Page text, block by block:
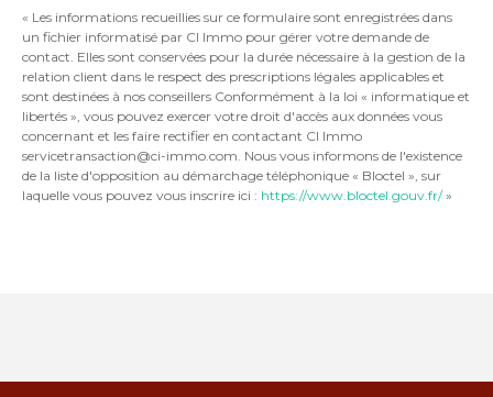
« Les informations recueillies sur ce formulaire sont enregistrées dans
un fichier informatisé par CI Immo pour gérer votre demande de
contact. Elles sont conservées pour la durée nécessaire à la gestion de la
relation client dans le respect des prescriptions légales applicables et
sont destinées à nos conseillers Conformément à la loi « informatique et
libertés », vous pouvez exercer votre droit d'accès aux données vous
concernant et les faire rectifier en contactant CI Immo
servicetransaction@ci-immo.com. Nous vous informons de l'existence
de la liste d'opposition au démarchage téléphonique « Bloctel », sur
laquelle vous pouvez vous inscrire ici : https://www.bloctel.gouv.fr/»